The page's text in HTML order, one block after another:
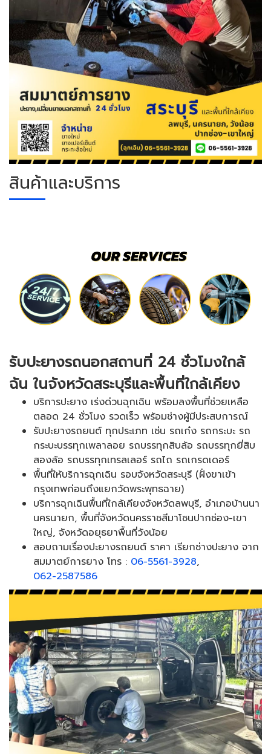
สินค้าและบริการ
รับปะยางรถนอกสถานที่ 24 ชั่วโมงใกล้
ฉัน ในจังหวัดสระบุรีและพื้นที่ใกล้เคียง
บริการปะยาง เร่งด่วนฉุกเฉิน พร้อมลงพื้นที่ช่วยเหลือ
ตลอด 24 ชั่วโมง รวดเร็ว พร้อมช่างผู้มีประสบการณ์
รับปะยางรถยนต์ ทุกประเภท เช่น รถเก๋ง รถกระบะ รถ
กระบะบรรทุกเพลาลอย รถบรรทุกสิบล้อ รถบรรทุกยี่สิบ
สองล้อ รถบรรทุกเทรลเลอร์ รถไถ รถเกรดเดอร์
พื้นที่ให้บริการฉุกเฉิน รอบจังหวัดสระบุรี (ฝั่งขาเข้า
กรุงเทพก่อนถึงแยกวัดพระพุทธฉาย)
บริการฉุกเฉินพื้นที่ใกล้เคียงจังหวัดลพบุรี, อำเภอบ้านนา
นครนายก, พื้นที่จังหวัดนครราชสีมาโซนปากช่อง-เขา
ใหญ่, จังหวัดอยุธยาพื้นที่วังน้อย
สอบถามเรื่องปะยางรถยนต์ ราคา เรียกช่างปะยาง จาก
สมมาตย์การยาง โทร : 06-5561-3928,
062-2587586